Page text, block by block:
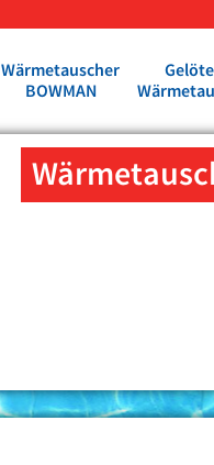
Wärmetauscher
BOWMAN